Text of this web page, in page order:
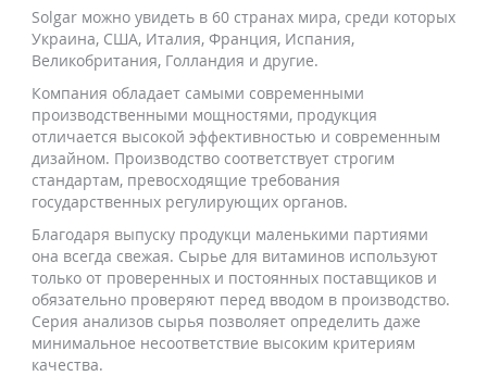
Solgar можно увидеть в 60 странах мира, среди которых
Украина, США, Италия, Франция, Испания,
Великобритания, Голландия и другие.
Компания обладает самыми современными
производственными мощностями, продукция
отличается высокой эффективностью и современным
дизайном. Производство соответствует строгим
стандартам, превосходящие требования
государственных регулирующих органов.
Благодаря выпуску продукци маленькими партиями
она всегда свежая. Сырье для витаминов используют
только от проверенных и постоянных поставщиков и
обязательно проверяют перед вводом в производство.
Серия анализов сырья позволяет определить даже
минимальное несоответствие высоким критериям
качества.